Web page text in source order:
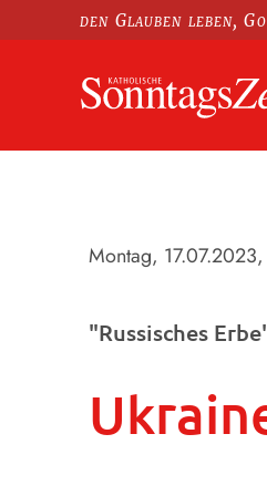
den Glauben leben,
Montag, 17.07.2023
"Russisches